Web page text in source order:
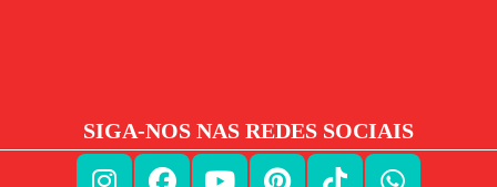
SIGA-NOS NAS REDES SOCIAIS